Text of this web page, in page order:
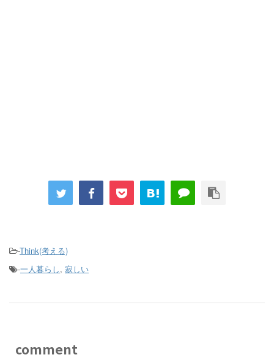
-Think(考える)
-一人暮らし, 寂しい
comment